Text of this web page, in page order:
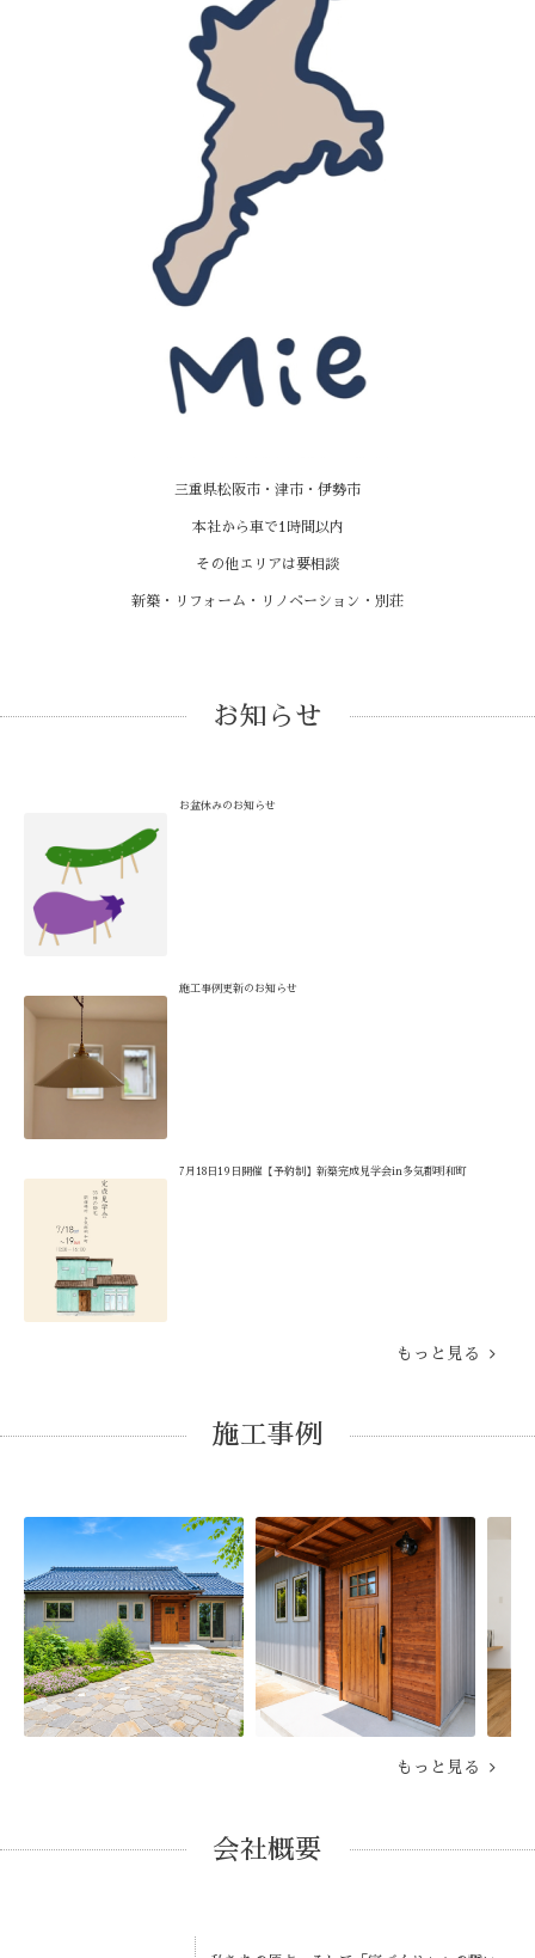
三重県松阪市・津市・伊勢市
本社から車で1時間以内
その他エリアは要相談
新築・リフォーム・リノベーション・別荘
お知らせ
お盆休みのお知らせ
施工事例更新のお知らせ
7月18日19日開催【予約制】新築完成見学会in多気郡明和町
もっと見る
施工事例
もっと見る
会社概要